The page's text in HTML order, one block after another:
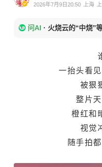
2026年7月9日20:50 上海
问AI · 火烧云的“中烧”
一抬头看
被狠
整片
橙红和
视觉
随手拍